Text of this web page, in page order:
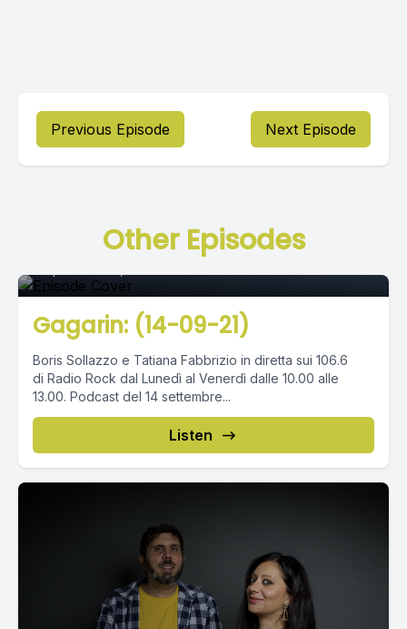
Previous Episode Next Episode
Other Episodes
Episode 0
Gagarin: (14-09-21)
Boris Sollazzo e Tatiana Fabbrizio in diretta sui 106.6
di Radio Rock dal Lunedì al Venerdì dalle 10.00 alle
13.00. Podcast del 14 settembre...
Listen